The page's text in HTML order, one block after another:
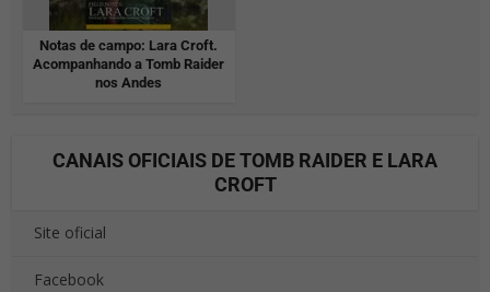
Notas de campo: Lara Croft.
Acompanhando a Tomb Raider
nos Andes
CANAIS OFICIAIS DE TOMB RAIDER E LARA
CROFT
Site oficial
Facebook